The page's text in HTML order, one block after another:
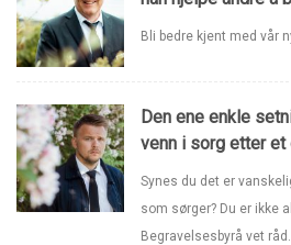
Bli bedre kjent med vår
Den ene enkle
venn i sorg etter
Synes du det er
som sørger? Du er ikke
Begravelsesbyrå vet råd.